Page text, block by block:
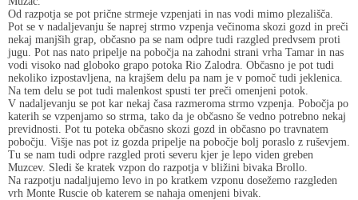
Od razpotja se pot prične strmeje vzpenjati in nas vodi mimo plezališča.
Pot se v nadaljevanju še naprej strmo vzpenja večinoma skozi gozd in preči
nekaj manjših grap, občasno pa se nam odpre tudi razgled predvsem proti
jugu. Pot nas nato pripelje na pobočja na zahodni strani vrha Tamar in nas
vodi visoko nad globoko grapo potoka Rio Zalodra. Občasno je pot tudi
nekoliko izpostavljena, na krajšem delu pa nam je v pomoč tudi jeklenica.
Na tem delu se pot tudi malenkost spusti ter preči omenjeni potok.
V nadaljevanju se pot kar nekaj časa razmeroma strmo vzpenja. Pobočja po
katerih se vzpenjamo so strma, tako da je občasno še vedno potrebno nekaj
previdnosti. Pot tu poteka občasno skozi gozd in občasno po travnatem
pobočju. Višje nas pot iz gozda pripelje na pobočje bolj poraslo z ruševjem.
Tu se nam tudi odpre razgled proti severu kjer je lepo viden greben
Muzcev. Sledi še kratek vzpon do razpotja v bližini bivaka Brollo.
Na razpotju nadaljujemo levo in po kratkem vzponu dosežemo razgleden
vrh Monte Ruscie ob katerem se nahaja omenjeni bivak.